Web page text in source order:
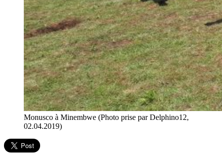
Monusco à Minembwe (Photo prise par Delphino12,
02.04.2019)